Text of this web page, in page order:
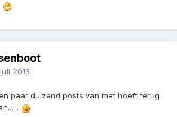
2013
paar duizend posts van met hoeft terug